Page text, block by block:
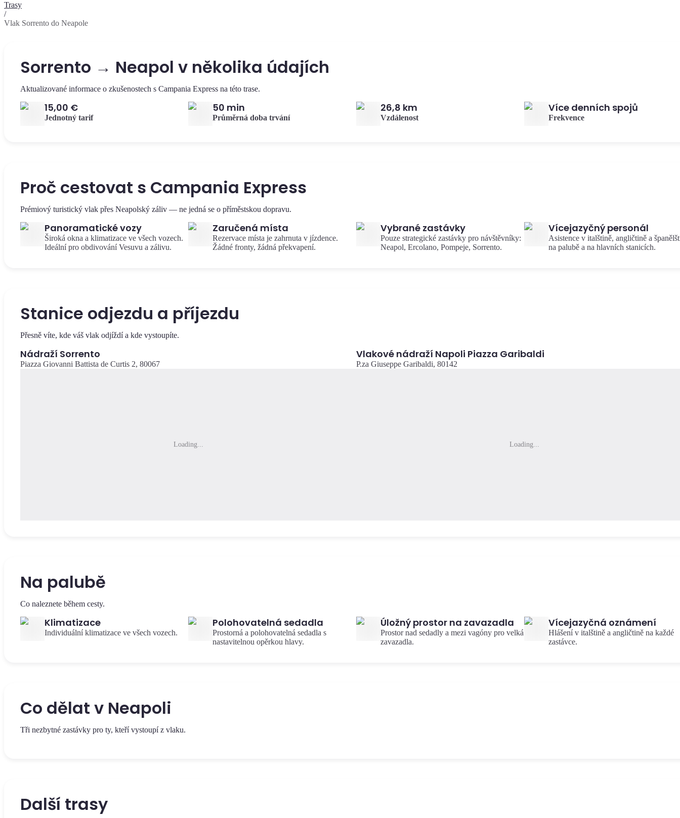
Trasy
/
Vlak Sorrento do Neapole
Sorrento → Neapol v několika údajích
Aktualizované informace o zkušenostech s Campania Express na této trase.
15,00 €
Jednotný tarif
50 min
Průměrná doba trvání
26,8 km
Vzdálenost
Více denních spojů
Frekvence
Proč cestovat s Campania Express
Prémiový turistický vlak přes Neapolský záliv — ne jedná se o příměstskou dopravu.
Panoramatické vozy
Široká okna a klimatizace ve všech vozech.
Ideální pro obdivování Vesuvu a zálivu.
Zaručená místa
Rezervace místa je zahrnuta v jízdence.
Žádné fronty, žádná překvapení.
Vybrané zastávky
Pouze strategické zastávky pro návštěvníky:
Neapol, Ercolano, Pompeje, Sorrento.
Vícejazyčný personál
Asistence v italštině, angličtině a
na palubě a na hlavních stanicích.
Stanice odjezdu a příjezdu
Přesně víte, kde váš vlak odjíždí a kde vystoupíte.
Nádraží Sorrento
Piazza Giovanni Battista de Curtis 2, 80067
Vlakové nádraží Napoli Piazza Garibaldi
P.za Giuseppe Garibaldi, 80142
Loading... Loading...
Na palubě
Co naleznete během cesty.
Klimatizace
Individuální klimatizace ve všech vozech.
Polohovatelná sedadla
Prostorná a polohovatelná sedadla s
nastavitelnou opěrkou hlavy.
Úložný prostor na zavazadla
Prostor nad sedadly a mezi vagóny pro velká
zavazadla.
Vícejazyčná oznámení
Hlášení v italštině a angličtině na každé
zastávce.
Co dělat v Neapoli
Tři nezbytné zastávky pro ty, kteří vystoupí z vlaku.
Další trasy